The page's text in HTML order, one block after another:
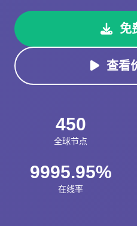
免
查看
450
全球节点
9995.95%
在线率